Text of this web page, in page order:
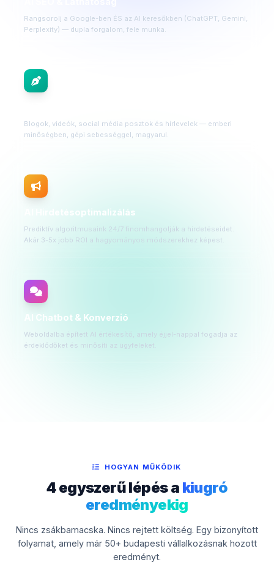
Rangsorolj a Google-ben ÉS az AI keresőkben (ChatGPT, Gemini,
Perplexity) — dupla forgalom, fele munka.
Blogok, videók, social média posztok és hírlevelek — emberi
minőségben, gépi sebességgel, magyarul.
AI Hirdetésoptimalizálás
Prediktív algoritmusaink 24/7 finomhangolják a hirdetéseidet.
Akár 3-5x jobb ROI a hagyományos módszerekhez képest.
AI Chatbot & Konverzió
Weboldalba épített AI értékesítő, amely éjjel-nappal fogadja az
érdeklődőket és minősíti az ügyfeleket.
HOGYAN MŰKÖDIK
4 egyszerű lépés a kiugró
eredményekig
Nincs zsákbamacska. Nincs rejtett költség. Egy bizonyított
folyamat, amely már 50+ budapesti vállalkozásnak hozott
eredményt.